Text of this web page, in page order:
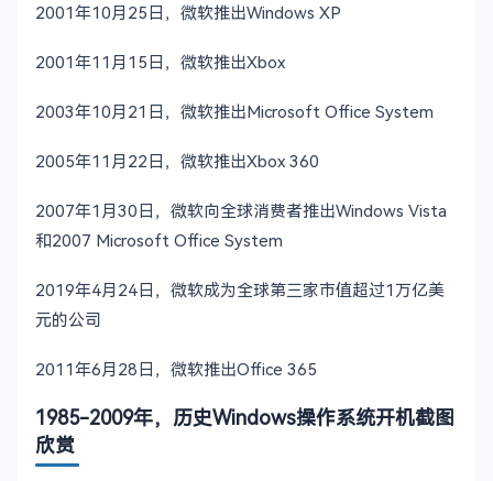
2001年10月25日，微软推出Windows XP
2001年11月15日，微软推出Xbox
2003年10月21日，微软推出Microsoft Office System
2005年11月22日，微软推出Xbox 360
2007年1月30日，微软向全球消费者推出Windows Vista
和2007 Microsoft Office System
2019年4月24日，微软成为全球第三家市值超过1万亿美
元的公司
2011年6月28日，微软推出Office 365
1985-2009年，历史Windows操作系统开机截图
欣赏